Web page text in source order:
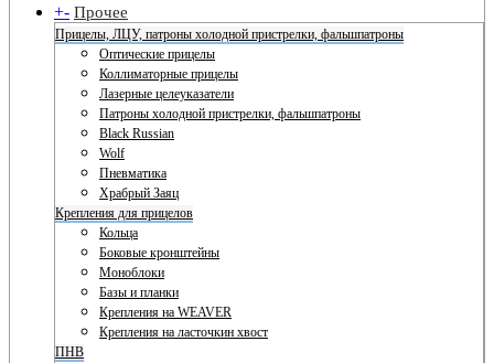
+- Прочее
Прицелы, ЛЦУ, патроны холодной пристрелки, фальшпатроны
Оптические прицелы
Коллиматорные прицелы
Лазерные целеуказатели
Патроны холодной пристрелки, фальшпатроны
Black Russian
Wolf
Пневматика
Храбрый Заяц
Крепления для прицелов
Кольца
Боковые кронштейны
Моноблоки
Базы и планки
Крепления на WEAVER
Крепления на ласточкин хвост
ПНВ